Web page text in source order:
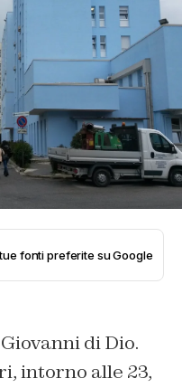
fonti preferite su Google
di Dio.
intorno alle 23,